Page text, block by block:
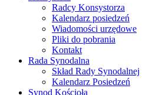
Radcy Konsystorza
Kalendarz posiedzeń
Wiadomości urzędowe
Pliki do pobrania
Kontakt
Rada Synodalna
Skład Rady Synodalnej
Kalendarz Posiedzeń
Synod Kościoła